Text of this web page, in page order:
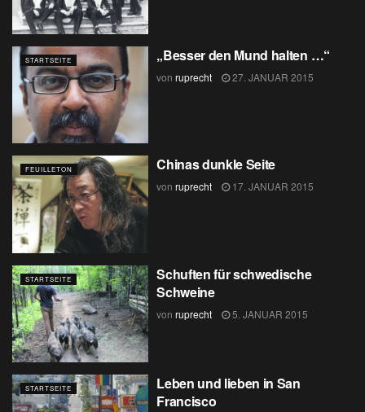
STARTSEITE „Besser den Mund halten …“
von ruprecht 27. JANUAR 2015
FEUILLETON Chinas dunkle Seite
von ruprecht 17. JANUAR 2015
STARTSEITE
Schuften für schwedische
Schweine
von ruprecht 5. JANUAR 2015
STARTSEITE
Leben und lieben in San
Francisco